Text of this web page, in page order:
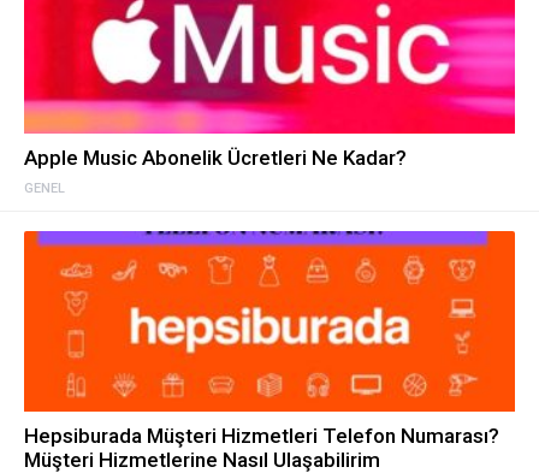
GENEL
Apple Music Abonelik Ücretleri Ne Kadar?
Hepsiburada Müşteri Hizmetleri Telefon Numarası?
Müşteri Hizmetlerine Nasıl Ulaşabilirim